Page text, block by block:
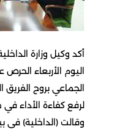
أكد وكيل وزارة
اليوم الأربعاء
الجماعي بروح الفريق
لرفع كفاءة الأداء
وقالت (الداخلية)